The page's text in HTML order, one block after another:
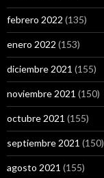
febrero 2022 (135)
enero 2022 (153)
diciembre 2021 (155)
noviembre 2021 (150)
octubre 2021 (155)
septiembre 2021 (150)
agosto 2021 (155)